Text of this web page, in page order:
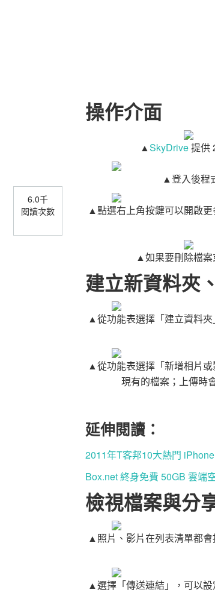
6.0千
閱讀次數
操作介面
▲SkyDrive提供
▲登入後程
▲點選右上角按鍵可以開啟
▲如果要刪除檔案
建立新資料夾
▲從功能表選擇「建立資料
▲從功能表選擇「新增相片
現有的檔案；上傳時
延伸閱讀：
2011年T客邦10大熱門
Box.net 終身免費 50GB 雲端
檢視檔案與分
▲照片、影片在列表清單都
▲選擇「傳送連結」，可以